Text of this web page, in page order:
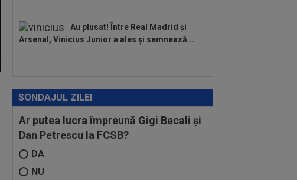
Au plusat! Între Real Madrid și
Arsenal, Vinicius Junior a ales și semnează...
SONDAJUL ZILEI
Ar putea lucra împreună Gigi Becali și
Dan Petrescu la FCSB?
DA
NU